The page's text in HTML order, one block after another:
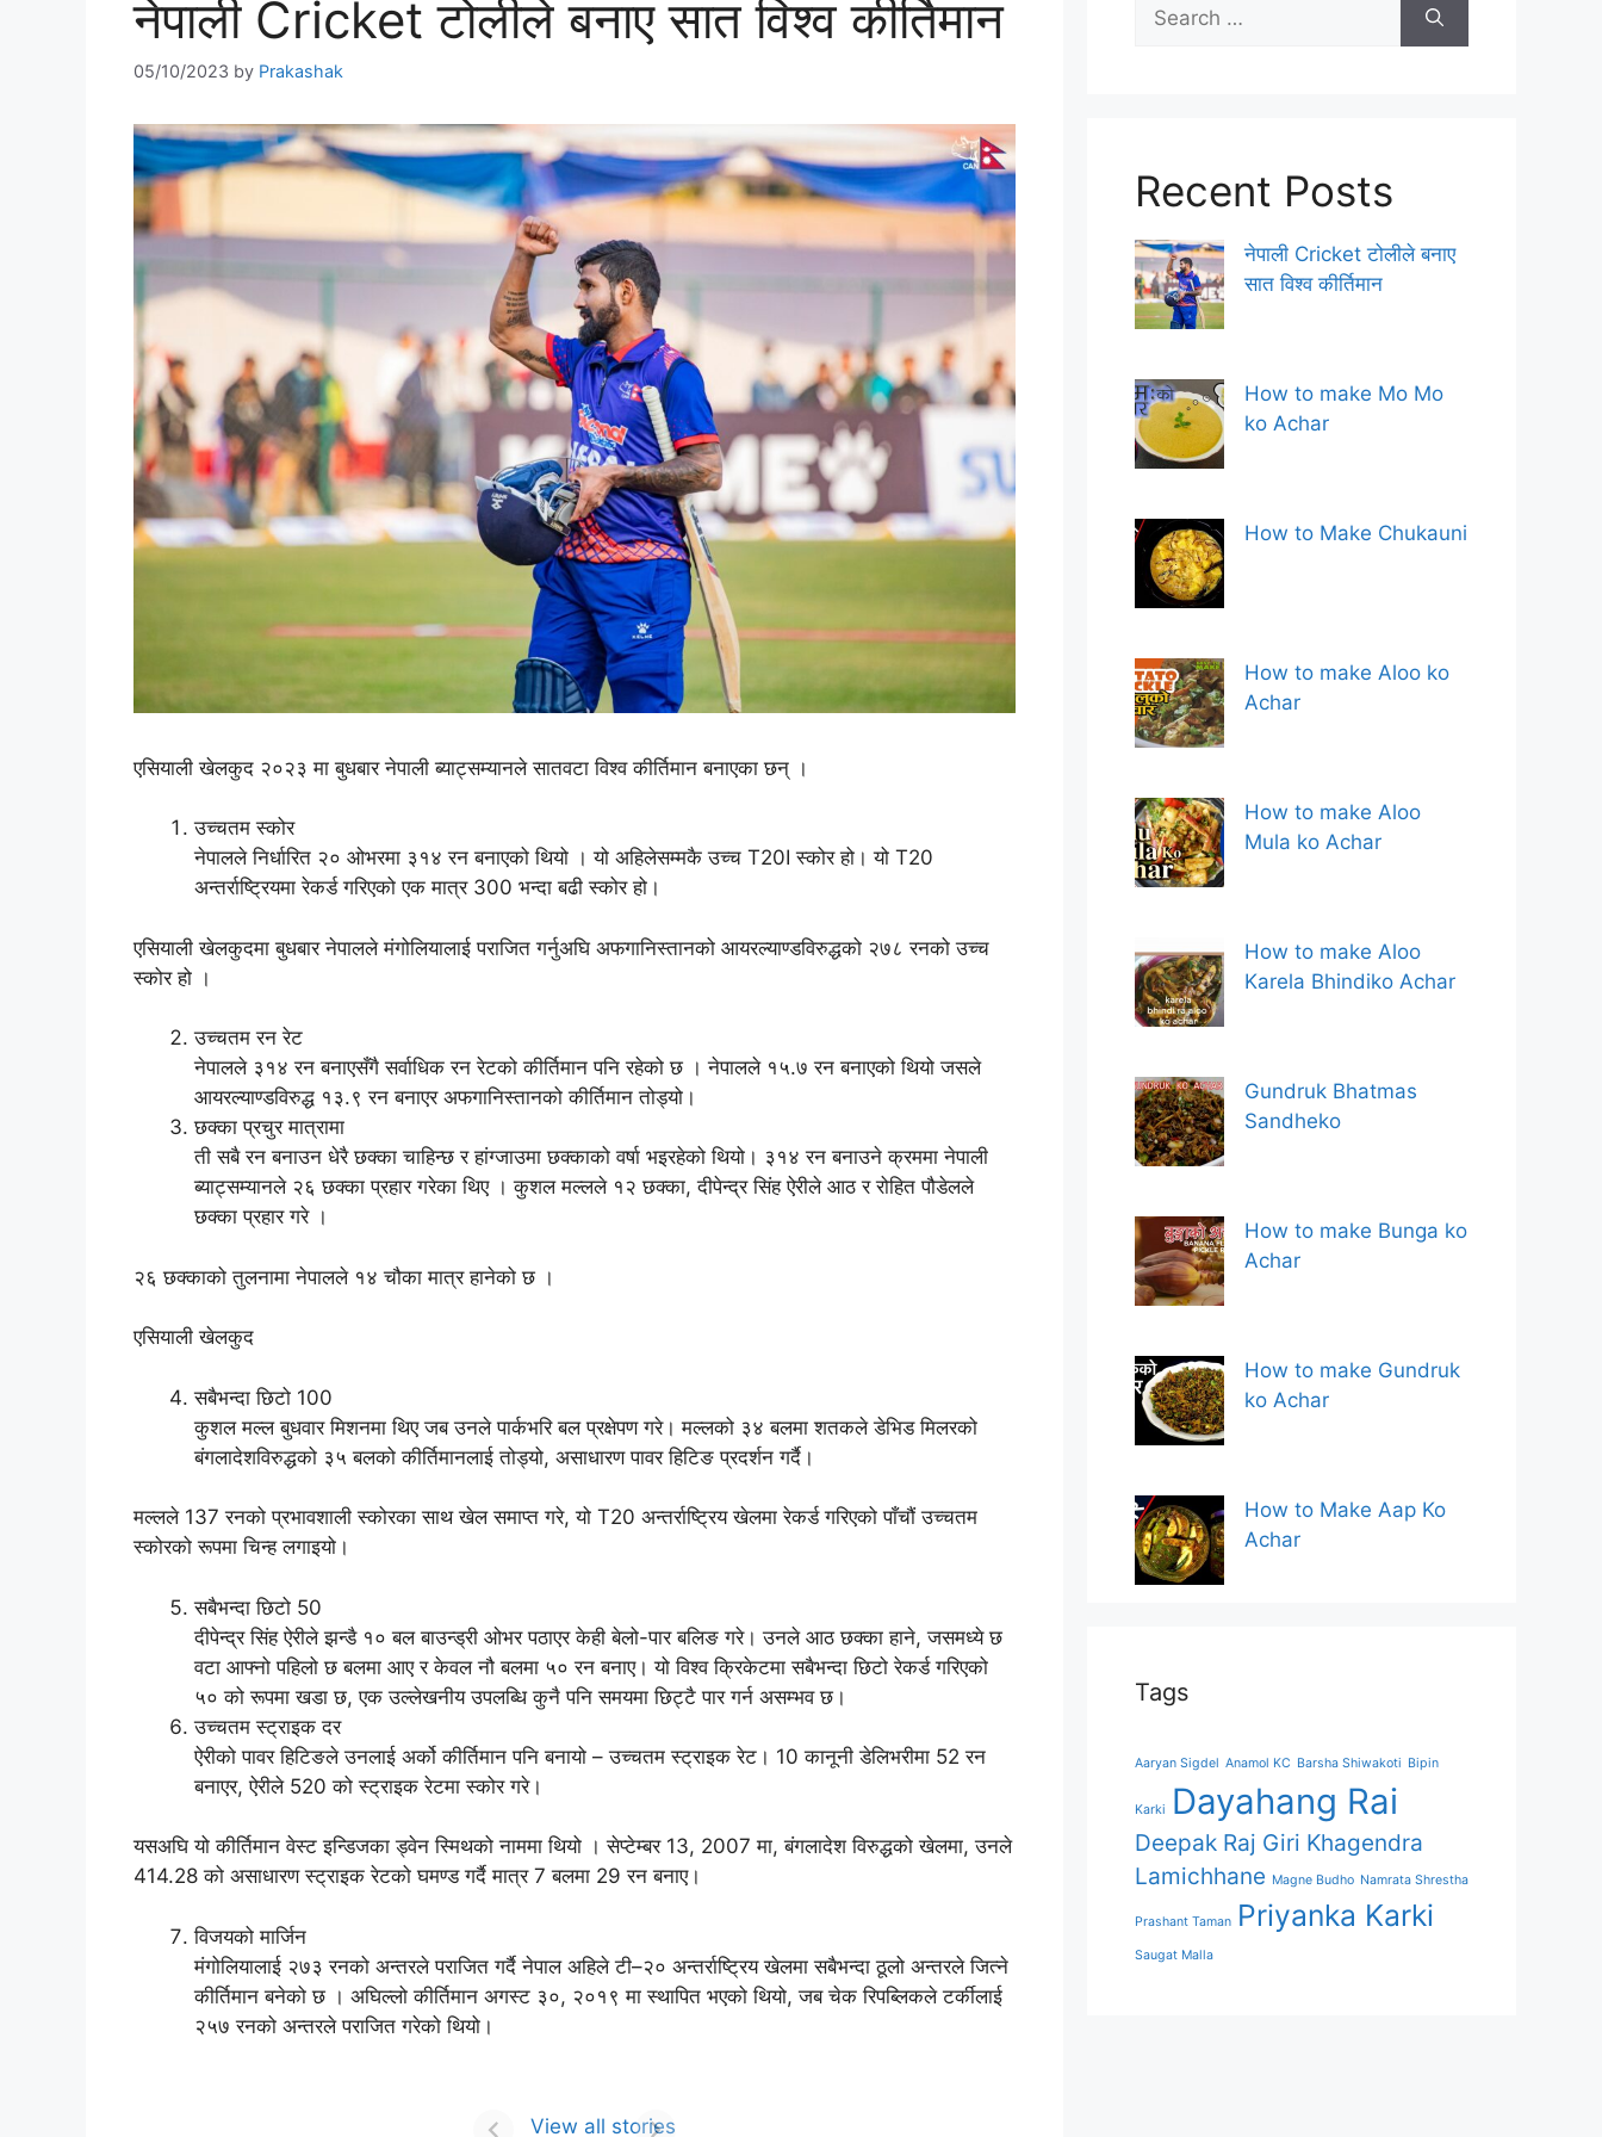
नेपाली Cricket टोलीले बनाए सात विश्व कीर्तिमान
05/10/2023 by Prakashak
एसियाली खेलकुद २०२३ मा बुधबार नेपाली ब्याट्सम्यानले सातवटा विश्व कीर्तिमान बनाएका छन् ।
उच्चतम स्कोर
नेपालले निर्धारित २० ओभरमा ३१४ रन बनाएको थियो । यो अहिलेसम्मकै उच्च T20I स्कोर हो। यो T20
अन्तर्राष्ट्रियमा रेकर्ड गरिएको एक मात्र 300 भन्दा बढी स्कोर हो।
एसियाली खेलकुदमा बुधबार नेपालले मंगोलियालाई पराजित गर्नुअघि अफगानिस्तानको आयरल्याण्डविरुद्धको २७८ रनको उच्च
स्कोर हो ।
उच्चतम रन रेट
नेपालले ३१४ रन बनाएसँगै सर्वाधिक रन रेटको कीर्तिमान पनि रहेको छ । नेपालले १५.७ रन बनाएको थियो जसले
आयरल्याण्डविरुद्ध १३.९ रन बनाएर अफगानिस्तानको कीर्तिमान तोड्यो।
छक्का प्रचुर मात्रामा
ती सबै रन बनाउन धेरै छक्का चाहिन्छ र हांग्जाउमा छक्काको वर्षा भइरहेको थियो। ३१४ रन बनाउने क्रममा नेपाली
ब्याट्सम्यानले २६ छक्का प्रहार गरेका थिए । कुशल मल्लले १२ छक्का, दीपेन्द्र सिंह ऐरीले आठ र रोहित पौडेलले
छक्का प्रहार गरे ।
२६ छक्काको तुलनामा नेपालले १४ चौका मात्र हानेको छ ।
एसियाली खेलकुद
सबैभन्दा छिटो 100
कुशल मल्ल बुधवार मिशनमा थिए जब उनले पार्कभरि बल प्रक्षेपण गरे। मल्लको ३४ बलमा शतकले डेभिड मिलरको
बंगलादेशविरुद्धको ३५ बलको कीर्तिमानलाई तोड्यो, असाधारण पावर हिटिङ प्रदर्शन गर्दै।
मल्लले 137 रनको प्रभावशाली स्कोरका साथ खेल समाप्त गरे, यो T20 अन्तर्राष्ट्रिय खेलमा रेकर्ड गरिएको पाँचौं उच्चतम
स्कोरको रूपमा चिन्ह लगाइयो।
सबैभन्दा छिटो 50
दीपेन्द्र सिंह ऐरीले झन्डै १० बल बाउन्ड्री ओभर पठाएर केही बेलो-पार बलिङ गरे। उनले आठ छक्का हाने, जसमध्ये छ
वटा आफ्नो पहिलो छ बलमा आए र केवल नौ बलमा ५० रन बनाए। यो विश्व क्रिकेटमा सबैभन्दा छिटो रेकर्ड गरिएको
५० को रूपमा खडा छ, एक उल्लेखनीय उपलब्धि कुनै पनि समयमा छिट्टै पार गर्न असम्भव छ।
उच्चतम स्ट्राइक दर
ऐरीको पावर हिटिङले उनलाई अर्को कीर्तिमान पनि बनायो – उच्चतम स्ट्राइक रेट। 10 कानूनी डेलिभरीमा 52 रन
बनाएर, ऐरीले 520 को स्ट्राइक रेटमा स्कोर गरे।
यसअघि यो कीर्तिमान वेस्ट इन्डिजका ड्वेन स्मिथको नाममा थियो । सेप्टेम्बर 13, 2007 मा, बंगलादेश विरुद्धको खेलमा, उनले
414.28 को असाधारण स्ट्राइक रेटको घमण्ड गर्दै मात्र 7 बलमा 29 रन बनाए।
विजयको मार्जिन
मंगोलियालाई २७३ रनको अन्तरले पराजित गर्दै नेपाल अहिले टी–२० अन्तर्राष्ट्रिय खेलमा सबैभन्दा ठूलो अन्तरले जित्ने
कीर्तिमान बनेको छ । अघिल्लो कीर्तिमान अगस्ट ३०, २०१९ मा स्थापित भएको थियो, जब चेक रिपब्लिकले टर्कीलाई
२५७ रनको अन्तरले पराजित गरेको थियो।
View all stories
By Prakashak
for:
Recent Posts
नेपाली Cricket टोलीले बनाए
सात विश्व कीर्तिमान
How to make Mo Mo
ko Achar
How to Make Chukauni
How to make Aloo ko
Achar
How to make Aloo
Mula ko Achar
How to make Aloo
Karela Bhindiko Achar
Gundruk Bhatmas
Sandheko
How to make Bunga ko
Achar
How to make Gundruk
ko Achar
How to Make Aap Ko
Achar
Tags
Aaryan Sigdel Anamol KC Barsha Shiwakoti Bipin
Karki Dayahang Rai
Deepak Raj Giri Khagendra
Lamichhane Magne Budho Namrata Shrestha
Prashant Taman Priyanka Karki
Saugat Malla